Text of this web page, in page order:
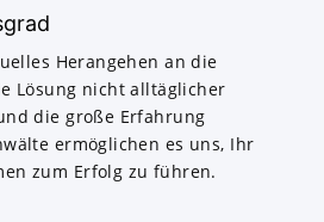
Herangehen an die
Lösung nicht alltäglicher
die große Erfahrung
ermöglichen es uns, Ihr
zum Erfolg zu führen.